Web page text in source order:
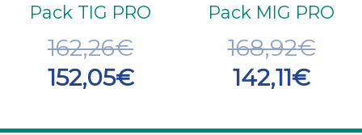
Pack TIG PRO
162,26€
152,05€
Pack MIG PRO
168,92€
142,11€